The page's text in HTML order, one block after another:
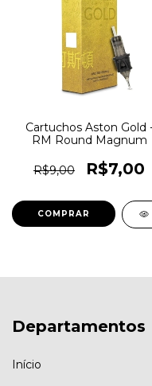
Cartuchos Aston Gold
RM Round Magnum
R$9,00 R$7,00
COMPRAR
Departamentos
Início